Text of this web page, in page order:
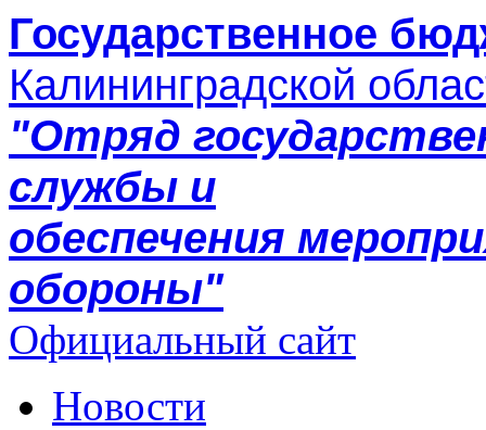
Государственное
Калининградской
"Отряд
службы и
обеспечения
обороны"
Официальный сайт
Новости